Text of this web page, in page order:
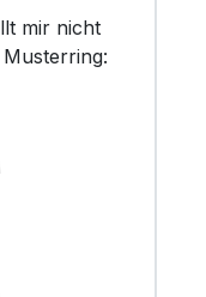
mir nicht